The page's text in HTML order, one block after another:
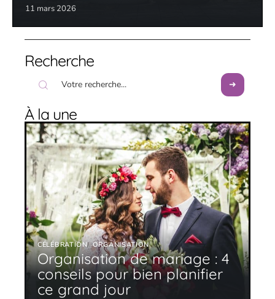
11 mars 2026
Recherche
À la une
CÉLÉBRATION ORGANISATION
Organisation de mariage : 4
conseils pour bien planifier
ce grand jour